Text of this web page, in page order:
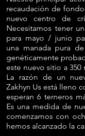
recaudación de
nuevo centro de
Necesitamos tener
para mayo / junio
una manada pura
genéticamente
este nuevo sitio a 350
La razón de un
Zakhyn Us está lleno
esperan 6 terneros
Es una medida de
comenzamos con
hemos alcanzado la